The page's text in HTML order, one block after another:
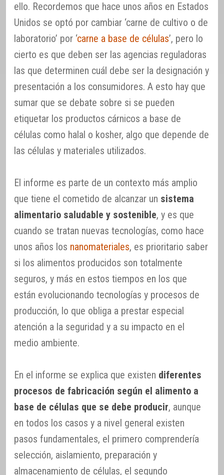
ello. Recordemos que hace unos años en Estados
Unidos se optó por cambiar ‘carne de cultivo o de
laboratorio’ por ‘carne a base de células’, pero lo
cierto es que deben ser las agencias reguladoras
las que determinen cuál debe ser la designación y
presentación a los consumidores. A esto hay que
sumar que se debate sobre si se pueden
etiquetar los productos cárnicos a base de
células como halal o kosher, algo que depende de
las células y materiales utilizados.
El informe es parte de un contexto más amplio
que tiene el cometido de alcanzar un sistema
alimentario saludable y sostenible, y es que
cuando se tratan nuevas tecnologías, como hace
unos años los nanomateriales, es prioritario saber
si los alimentos producidos son totalmente
seguros, y más en estos tiempos en los que
están evolucionando tecnologías y procesos de
producción, lo que obliga a prestar especial
atención a la seguridad y a su impacto en el
medio ambiente.
En el informe se explica que existen diferentes
procesos de fabricación según el alimento a
base de células que se debe producir, aunque
en todos los casos y a nivel general existen
pasos fundamentales, el primero comprendería
selección, aislamiento, preparación y
almacenamiento de células, el segundo